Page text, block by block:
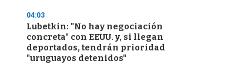
04:03
Lubetkin: "No hay negociación
concreta" con EEUU. y, si llegan
deportados, tendrán prioridad
"uruguayos detenidos"